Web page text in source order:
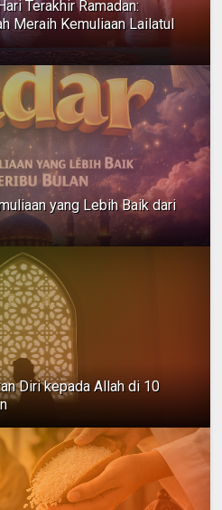
Terakhir Ramadan:
Meraih Kemuliaan Lailatul
yang Lebih Baik dari
Diri kepada Allah di 10